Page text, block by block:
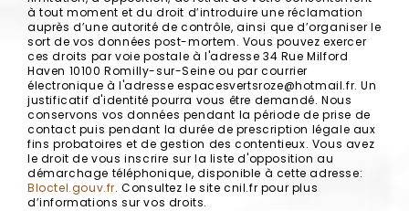
à tout moment et du droit d’introduire une réclamation
auprès d’une autorité de contrôle, ainsi que d’organiser le
sort de vos données post-mortem. Vous pouvez exercer
ces droits par voie postale à l'adresse 34 Rue Milford
Haven 10100 Romilly-sur-Seine ou par courrier
électronique à l'adresse espacesvertsroze@hotmail.fr. Un
justificatif d'identité pourra vous être demandé. Nous
conservons vos données pendant la période de prise de
contact puis pendant la durée de prescription légale aux
fins probatoires et de gestion des contentieux. Vous avez
le droit de vous inscrire sur la liste d'opposition au
démarchage téléphonique, disponible à cette adresse:
Bloctel.gouv.fr. Consultez le site cnil.fr pour plus
d’informations sur vos droits.